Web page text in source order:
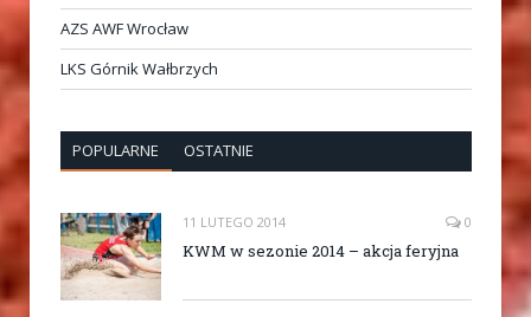
AZS AWF Wrocław
LKS Górnik Wałbrzych
POPULARNE OSTATNIE
11 LUTEGO 2014 0
KWM w sezonie 2014 – akcja feryjna